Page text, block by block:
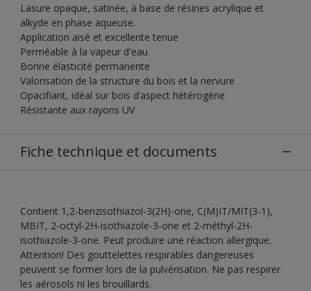
Lasure opaque, satinée, à base de résines acrylique et
alkyde en phase aqueuse.
Application aisé et excellente tenue
Perméable à la vapeur d'eau
Bonne élasticité permanente
Valorisation de la structure du bois et la nervure
Opacifiant, idéal sur bois d’aspect hétérogène
Résistante aux rayons UV
Fiche technique et documents
Contient 1,2-benzisothiazol-3(2H)-one, C(M)IT/MIT(3-1),
MBIT, 2-octyl-2H-isothiazole-3-one et 2-méthyl-2H-
isothiazole-3-one. Peut produire une réaction allergique.
Attention! Des gouttelettes respirables dangereuses
peuvent se former lors de la pulvérisation. Ne pas respirer
les aérosols ni les brouillards.